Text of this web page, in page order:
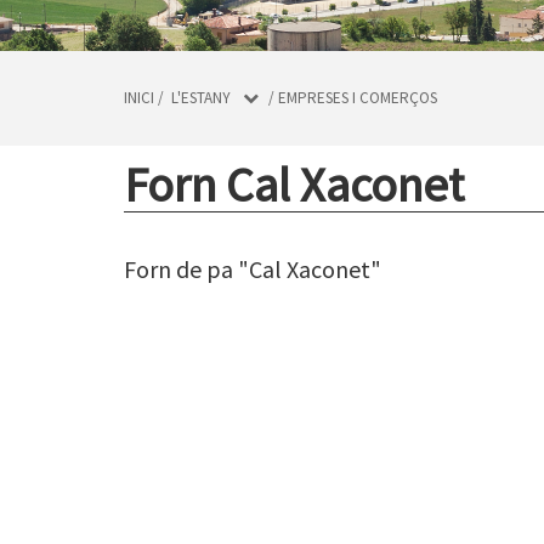
INICI / L'ESTANY / EMPRESES I COMERÇOS
Forn Cal Xaconet
Forn de pa "Cal Xaconet"